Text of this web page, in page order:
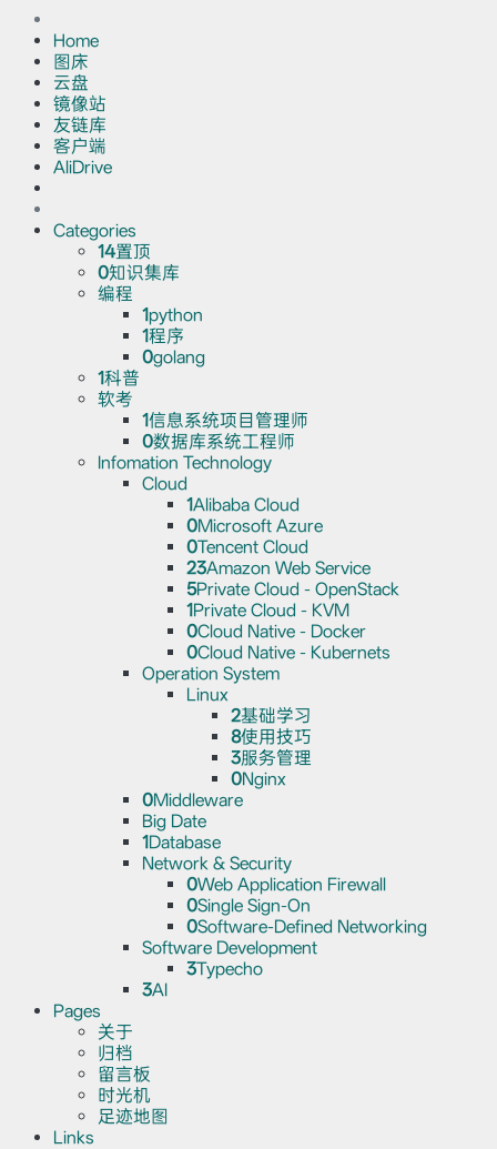
Home
图床
云盘
镜像站
友链库
客户端
AliDrive
Categories
14置顶
0知识集库
编程
1python
1程序
0golang
1科普
软考
1信息系统项目管理师
0数据库系统工程师
Infomation Technology
Cloud
1Alibaba Cloud
0Microsoft Azure
0Tencent Cloud
23Amazon Web Service
5Private Cloud - OpenStack
1Private Cloud - KVM
0Cloud Native - Docker
0Cloud Native - Kubernets
Operation System
Linux
2基础学习
8使用技巧
3服务管理
0Nginx
0Middleware
Big Date
1Database
Network & Security
0Web Application Firewall
0Single Sign-On
0Software-Defined Networking
Software Development
3Typecho
3AI
Pages
关于
归档
留言板
时光机
足迹地图
Links